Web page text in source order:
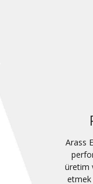
Arass
üretim
etmek